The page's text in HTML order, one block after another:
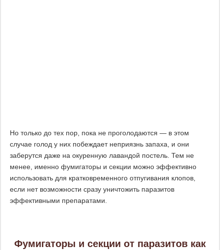
Но только до тех пор, пока не проголодаются — в этом
случае голод у них побеждает неприязнь запаха, и они
заберутся даже на окуренную лавандой постель. Тем не
менее, именно фумигаторы и секции можно эффективно
использовать для кратковременного отпугивания клопов,
если нет возможности сразу уничтожить паразитов
эффективными препаратами.
Фумигаторы и секции от паразитов как